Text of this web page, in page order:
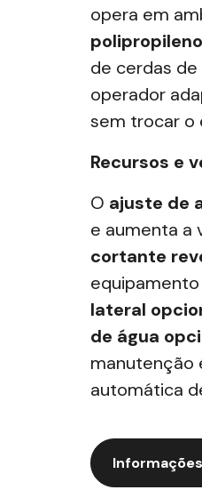
opera em
de cerdas
operador
sem trocar o
Recursos e
O ajuste de
e aumenta a
cortante
lateral
de água
manutenção
automática